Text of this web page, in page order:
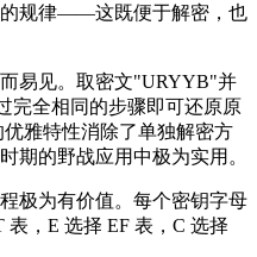
的规律——这既便于解密，也
易见。取密文"URYYB"并
完全相同的步骤即可还原原
雅特性消除了单独解密方
期的野战应用中极为实用。
极为有价值。每个密钥字母
表，E 选择 EF 表，C 选择